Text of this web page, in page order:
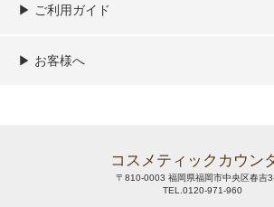
▶︎ ご利用ガイド
ご利用ガイド
決済／配送／送料について
取り扱い商品一覧
顧客情報の取扱について
特定商取引法の表記
▶︎ お客様へ
コスメティックカウン
〒810-0003 福岡県福岡市中央区春吉
TEL.0120-971-960